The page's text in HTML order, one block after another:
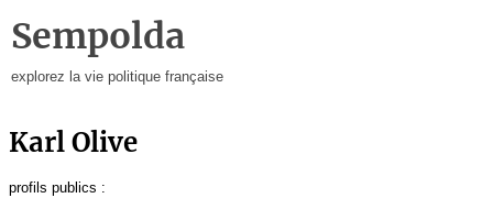
Sempolda
explorez la vie politique française
Karl Olive
profils publics :